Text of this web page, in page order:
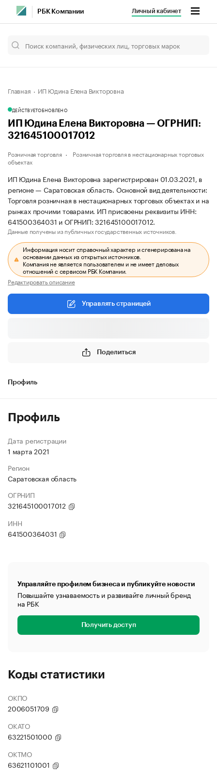
РБК Компании Личный кабинет
Главная ИП Юдина Елена Викторовна
ДЕЙСТВУЕТОБНОВЛЕНО
ИП Юдина Елена Викторовна — ОГРНИП:
321645100017012
Розничная торговля
Розничная торговля в нестационарных торговых
объектах
ИП Юдина Елена Викторовна зарегистрирован 01.03.2021, в
регионе — Саратовская область. Основной вид деятельности:
Торговля розничная в нестационарных торговых объектах и на
рынках прочими товарами. ИП присвоены реквизиты ИНН:
641500364031 и ОГРНИП: 321645100017012.
Данные получены из публичных государственных источников.
Информация носит справочный характер и сгенерирована на
основании данных из открытых источников.
Компания не является пользователем и не имеет деловых
отношений с сервисом РБК Компании.
Редактировать описание
Управлять страницей
Поделиться
Профиль
Профиль
Дата регистрации
1 марта 2021
Регион
Саратовская область
ОГРНИП
321645100017012
ИНН
641500364031
Управляйте профилем бизнеса и публикуйте новости
Повышайте узнаваемость и развивайте личный бренд
на РБК
Получить доступ
Коды статистики
ОКПО
2006051709
ОКАТО
63221501000
ОКТМО
63621101001